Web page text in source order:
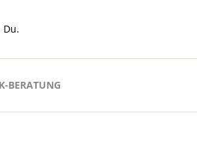
BERATUNG